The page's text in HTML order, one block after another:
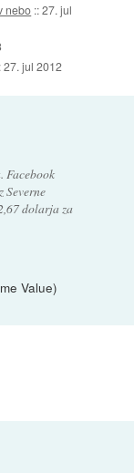
nebo ::27. jul
27. jul 2012
Facebook
dolarja za
Value)